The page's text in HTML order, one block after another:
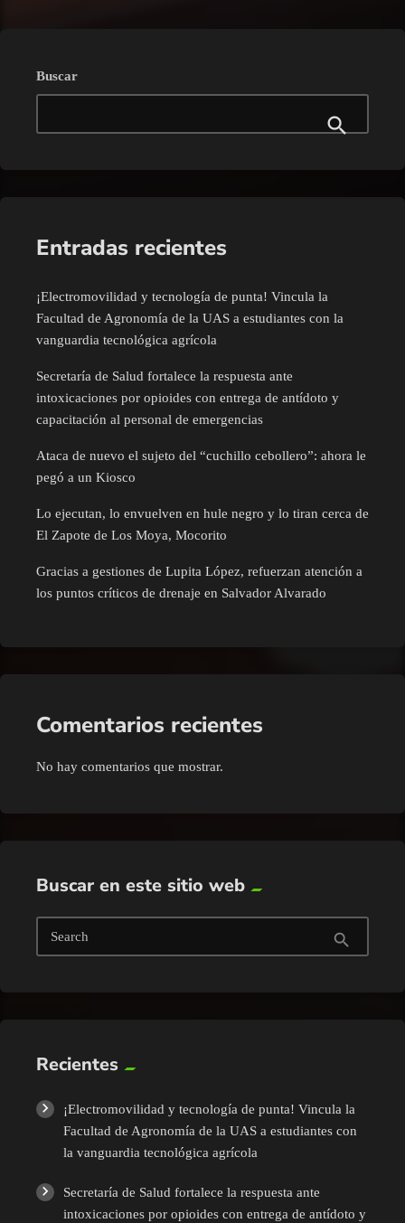
Buscar
Entradas recientes
¡Electromovilidad y tecnología de punta! Vincula la
Facultad de Agronomía de la UAS a estudiantes con la
vanguardia tecnológica agrícola
Secretaría de Salud fortalece la respuesta ante
intoxicaciones por opioides con entrega de antídoto y
capacitación al personal de emergencias
Ataca de nuevo el sujeto del “cuchillo cebollero”: ahora le
pegó a un Kiosco
Lo ejecutan, lo envuelven en hule negro y lo tiran cerca de
El Zapote de Los Moya, Mocorito
Gracias a gestiones de Lupita López, refuerzan atención a
los puntos críticos de drenaje en Salvador Alvarado
Comentarios recientes
No hay comentarios que mostrar.
Buscar en este sitio web
Search search
Recientes
¡Electromovilidad y tecnología de punta! Vincula la
Facultad de Agronomía de la UAS a estudiantes con
la vanguardia tecnológica agrícola
Secretaría de Salud fortalece la respuesta ante
intoxicaciones por opioides con entrega de antídoto y